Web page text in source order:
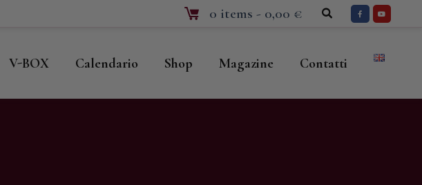
0 items - 0,00 €
V-BOX Calendario Shop Magazine Contatti